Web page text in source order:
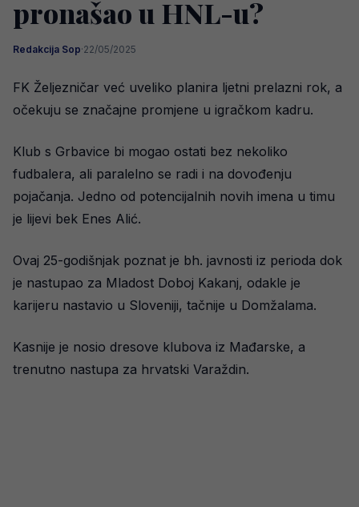
pronašao u HNL-u?
Redakcija Sop·22/05/2025
FK Željezničar već uveliko planira ljetni prelazni rok, a
očekuju se značajne promjene u igračkom kadru.
Klub s Grbavice bi mogao ostati bez nekoliko
fudbalera, ali paralelno se radi i na dovođenju
pojačanja. Jedno od potencijalnih novih imena u timu
je lijevi bek Enes Alić.
Ovaj 25-godišnjak poznat je bh. javnosti iz perioda dok
je nastupao za Mladost Doboj Kakanj, odakle je
karijeru nastavio u Sloveniji, tačnije u Domžalama.
Kasnije je nosio dresove klubova iz Mađarske, a
trenutno nastupa za hrvatski Varaždin.